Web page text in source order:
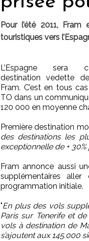
Pour l’été 2011,
touristiques vers
L’Espagne sera
destination vedette
Fram. C’est en tous
TO dans un
120 000 en moyenne
Première destination
des destinations les
exceptionnelle de +
Fram annonce aussi
supplémentaires
programmation initiale.
"En plus des vols
Paris sur Tenerife et
vols à destination de
s’ajoutent aux 145.000